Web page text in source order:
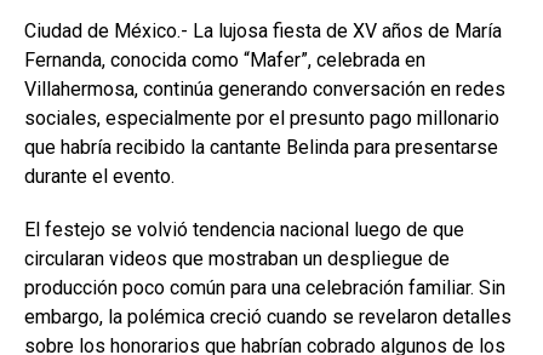
Ciudad de México.- La lujosa fiesta de XV años de María
Fernanda, conocida como “Mafer”, celebrada en
Villahermosa, continúa generando conversación en redes
sociales, especialmente por el presunto pago millonario
que habría recibido la cantante Belinda para presentarse
durante el evento.
El festejo se volvió tendencia nacional luego de que
circularan videos que mostraban un despliegue de
producción poco común para una celebración familiar. Sin
embargo, la polémica creció cuando se revelaron detalles
sobre los honorarios que habrían cobrado algunos de los